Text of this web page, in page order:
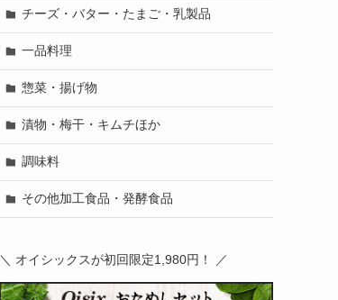
チーズ・バター・たまご・乳製品
一品料理
惣菜・揚げ物
漬物・梅干・キムチほか
調味料
その他加工食品・発酵食品
＼ オイシックスが初回限定1,980円！ ／